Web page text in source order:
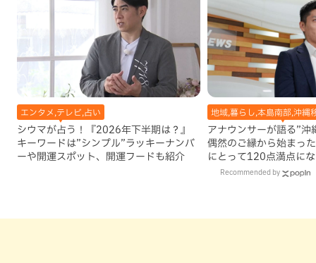
エンタメ,テレビ,占い
シウマが占う！『2026年下半期は？』
キーワードは”シンプル”ラッキーナンバ
ーや開運スポット、開運フードも紹介
地域,暮らし,本島南部,沖縄
アナウンサーが語る”沖
偶然のご縁から始まっ
にとって120点満点に
Recommended by